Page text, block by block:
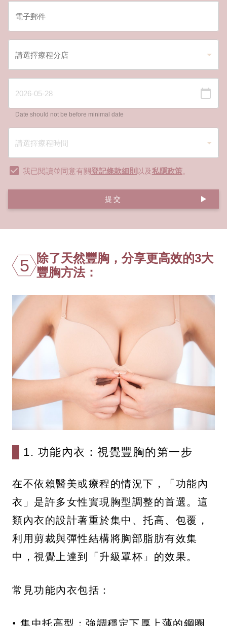
Date should not be before minimal date
我已閱讀並同意有關登記條款細則 以及私隱政策。
提交
5
除了天然豐胸，分享更高效的3大
豐胸方法：
1. 功能內衣：視覺豐胸的第一步
在不依賴醫美或療程的情況下，「功能內
衣」是許多女性實現胸型調整的首選。這
類內衣的設計著重於集中、托高、包覆，
利用剪裁與彈性結構將胸部脂肪有效集
中，視覺上達到「升級罩杯」的效果。
常見功能內衣包括：
• 集中托高型：強調穩定下厚上薄的鋼圈